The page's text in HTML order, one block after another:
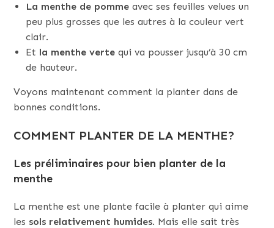
La menthe de pomme avec ses feuilles velues un
peu plus grosses que les autres à la couleur vert
clair.
Et la menthe verte qui va pousser jusqu’à 30 cm
de hauteur.
Voyons maintenant comment la planter dans de
bonnes conditions.
COMMENT PLANTER DE LA MENTHE?
Les préliminaires pour bien planter de la
menthe
La menthe est une plante facile à planter qui aime
les sols relativement humides. Mais elle sait très